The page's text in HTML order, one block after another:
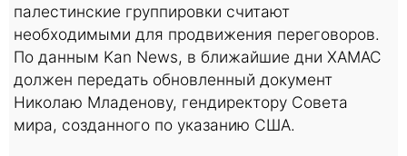
палестинские группировки считают
необходимыми для продвижения переговоров.
По данным Kan News, в ближайшие дни ХАМАС
должен передать обновленный документ
Николаю Младенову, гендиректору Совета
мира, созданного по указанию США.